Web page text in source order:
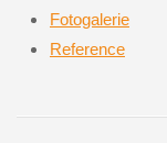
Fotogalerie
Reference